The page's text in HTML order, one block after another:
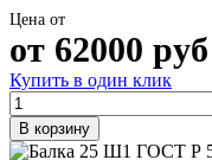
Цена от
от 62000 руб
Купить в один клик
В корзину